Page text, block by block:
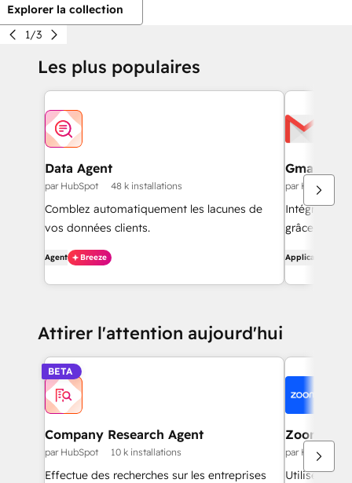
Explorer la collection
1/3
Les plus populaires
Data Agent
par HubSpot 48 k installations
Comblez automatiquement les lacunes de
vos données clients.
Agent Breeze
Gmail
par HubSpot
Intégrez
grâce à
Application
Attirer l'attention aujourd'hui
BETA
Company Research Agent
par HubSpot 10 k installations
Effectue des recherches sur les entreprises
Zoom
par HubSpot
Utilisez